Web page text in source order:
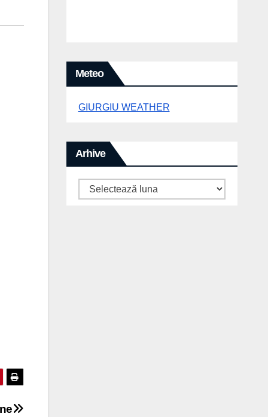
Meteo
GIURGIU WEATHER
Arhive
Arhive